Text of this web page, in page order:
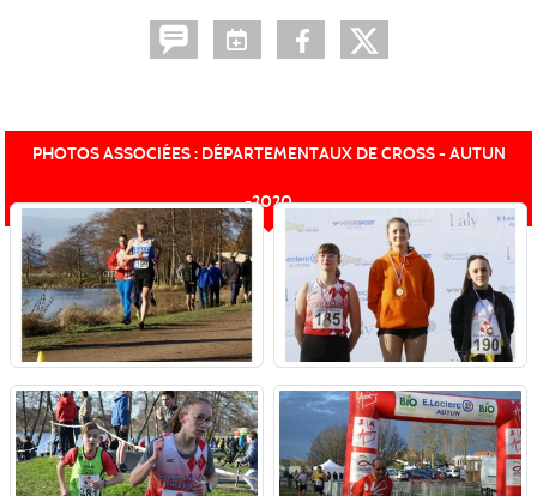
PHOTOS ASSOCIÉES : DÉPARTEMENTAUX DE CROSS - AUTUN
-2020